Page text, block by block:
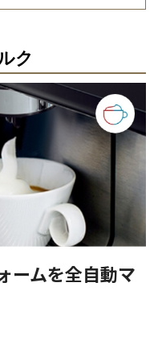
ク
ームを全自動マ